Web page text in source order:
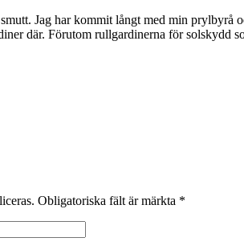
Jag har kommit långt med min prylbyrå
där. Förutom rullgardinerna för solskydd
Obligatoriska fält är märkta *